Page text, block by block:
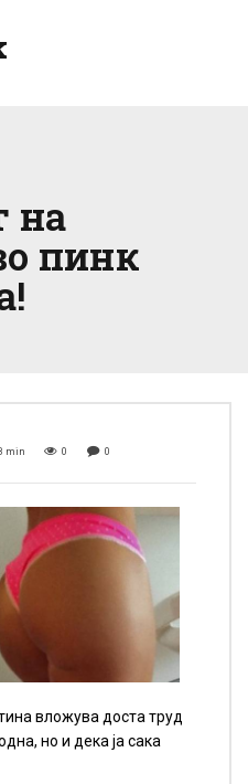
на
пинк
min 0 0
вложува доста труд
но и дека ја сака